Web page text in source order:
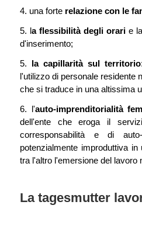
4. una forte relazione con le
5. la flessibilità degli orari e
d'inserimento;
5. la capillarità sul territorio
l'utilizzo di personale residente
che si traduce in una altissima
6. l'auto-imprenditorialità
dell'ente che eroga il
corresponsabilità e di
potenzialmente improduttiva
tra l'altro l'emersione del lavoro
La tagesmutter